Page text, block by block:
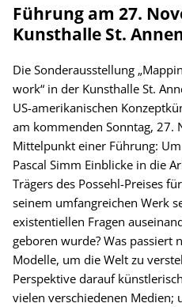
Führung am 27.
Kunsthalle St.
Die Sonderausstellung
work“ in der Kunsthalle St.
US-amerikanischen
am kommenden Sonntag, 27.
Mittelpunkt einer Führung:
Pascal Simm Einblicke in die
Trägers des Possehl-Preises
seinem umfangreichen Werk
existentiellen Fragen
geboren wurde? Was passiert
Modelle, um die Welt zu
Perspektive darauf
vielen verschiedenen Medien;